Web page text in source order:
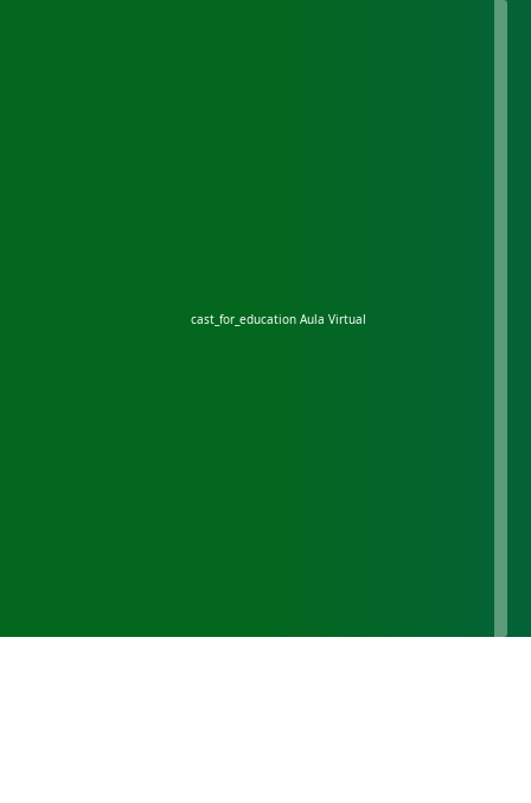
cast_for_educationAula Virtual